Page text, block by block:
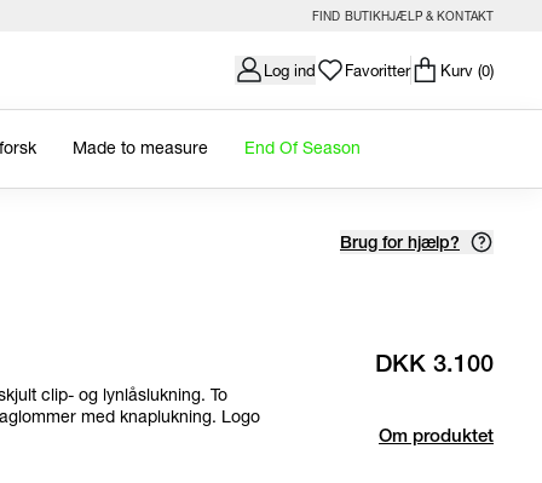
FIND BUTIKHJÆLP & KONTAKT
Log ind Favoritter Kurv (0)
Made to measure End Of Season
Brug for hjælp?
DKK 3.100
clip- og lynlåslukning. To
med knaplukning. Logo
Om produktet